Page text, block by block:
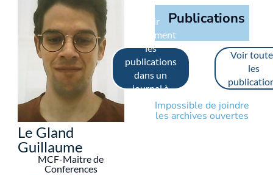
Le Gland
Guillaume
MCF-Maitre de
Conferences
Publications
Voir
uniquement
les
publications
dans un
journal à
comité de
lecture
Voir
les
Impossible de joindre
les archives ouvertes